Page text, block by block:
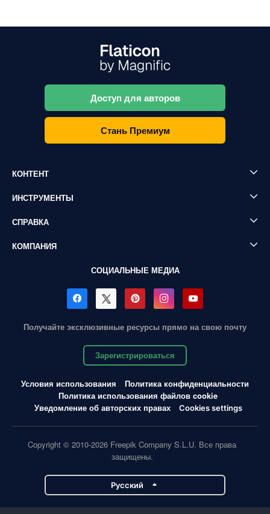
Доступ для авторов
Стань Премиум
КОНТЕНТ
ИНСТРУМЕНТЫ
СПРАВКА
КОМПАНИЯ
СОЦИАЛЬНЫЕ МЕДИА
Получайте эксклюзивные ресурсы прямо на свою почту
Зарегистрироваться
Условия использования
Политика конфиденциальности
Политика использования файлов cookie
Уведомление об авторских правах
Cookies settings
Copyright © 2010-2026 Freepik Company S.L.U. Все права
защищены.
Pусский